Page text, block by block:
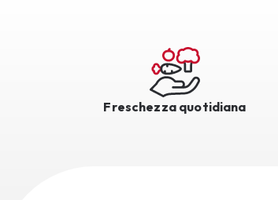
Freschezza quotidiana